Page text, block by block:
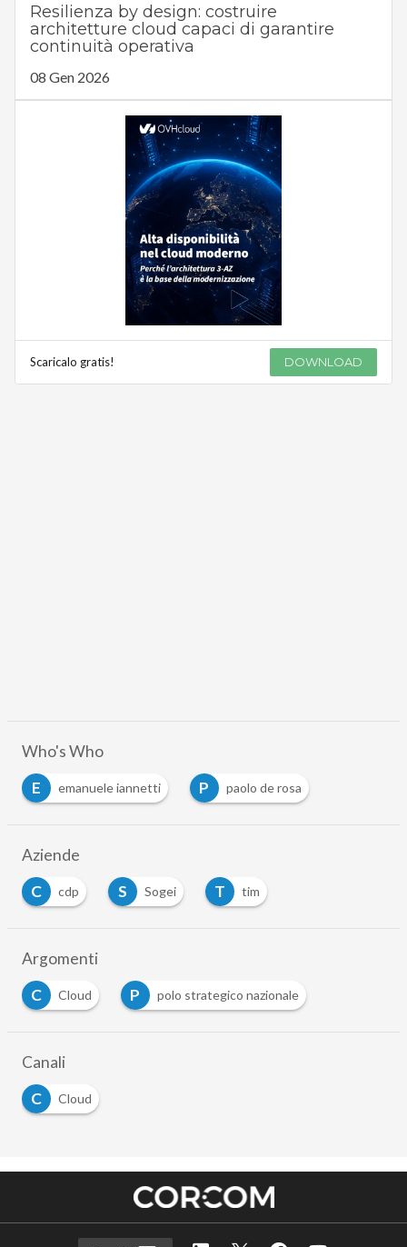
Resilienza by design: costruire
architetture cloud capaci di garantire
continuità operativa
08 Gen 2026
Scaricalo gratis! DOWNLOAD
Who's Who
E
emanuele iannetti P paolo de rosa
Aziende
C
cdp S Sogei T tim
Argomenti
C
Cloud P polo strategico nazionale
Canali
C
Cloud